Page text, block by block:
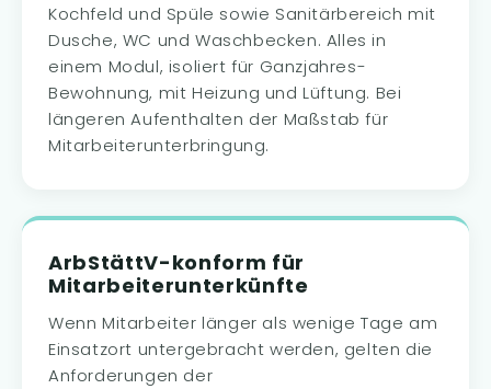
Kochfeld und Spüle sowie Sanitärbereich mit
Dusche, WC und Waschbecken. Alles in
einem Modul, isoliert für Ganzjahres-
Bewohnung, mit Heizung und Lüftung. Bei
längeren Aufenthalten der Maßstab für
Mitarbeiterunterbringung.
ArbStättV-konform für
Mitarbeiterunterkünfte
Wenn Mitarbeiter länger als wenige Tage am
Einsatzort untergebracht werden, gelten die
Anforderungen der